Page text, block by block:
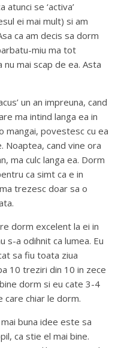
atunci se ‘activa’
ei mai mult) si am
ca am decis sa dorm
miu ma tot
nu mai scap de ea. Asta
un an impreuna, cand
ma intind langa ea in
mangai, povestesc cu ea
Noaptea, cand vine ora
ma culc langa ea. Dorm
ca simt ca e in
trezesc doar sa o
dorm excelent la ei in
s-a odihnit ca lumea. Eu
sa fiu toata ziua
10 treziri din 10 in zece
dorm si eu cate 3-4
care chiar le dorm.
mai buna idee este sa
ca stie el mai bine.